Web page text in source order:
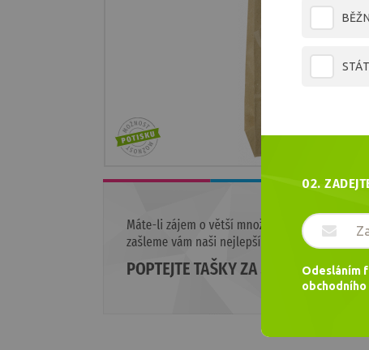
02.
Odesláním
obchodního